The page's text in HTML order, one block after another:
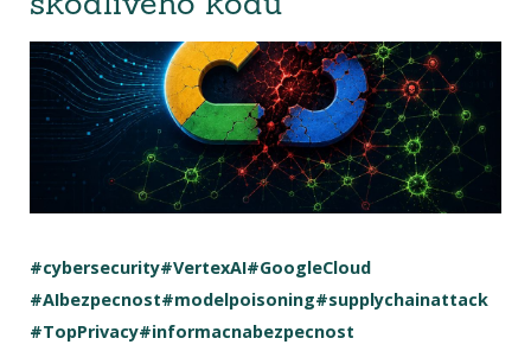
škodlivého kódu
#cybersecurity#VertexAI#GoogleCloud
#AIbezpecnost#modelpoisoning#supplychainattack
#TopPrivacy#informacnabezpecnost